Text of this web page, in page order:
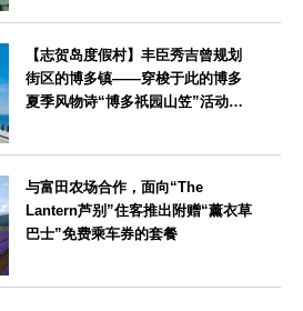
【志贺岛度假村】丰臣秀吉曾规划
街区的博多镇——穿梭于此的博多
夏季风物诗“博多祇园山笠”活动期
与富田农场合作，面向“The
Lantern芦别”住客推出附赠“薰衣草
巴士”免费乘车券的套餐